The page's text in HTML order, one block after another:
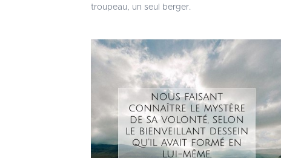
troupeau, un seul berger.